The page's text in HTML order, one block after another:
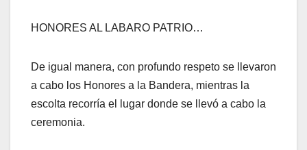
HONORES AL LABARO PATRIO…
De igual manera, con profundo respeto se llevaron
a cabo los Honores a la Bandera, mientras la
escolta recorría el lugar donde se llevó a cabo la
ceremonia.